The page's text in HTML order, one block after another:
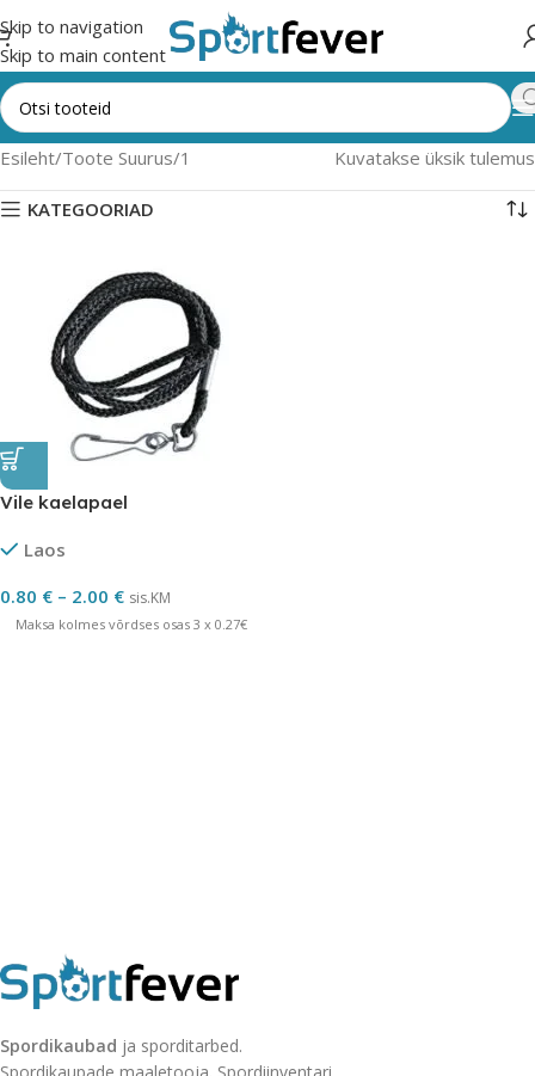
Skip to navigation
Skip to main content
Esileht Toote Suurus 1 Kuvatakse üksik tulemus
KATEGOORIAD
Vile kaelapael
Laos
0.80 € – 2.00 € sis.KM
Maksa kolmes võrdses osas 3 x 0.27€
Spordikaubad ja sporditarbed.